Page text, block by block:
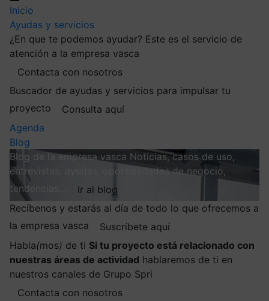
Inicio
Ayudas y servicios
¿En que te podemos ayudar? Este es el servicio de
atención a la empresa vasca
Contacta con nosotros
Buscador de ayudas y servicios para impulsar tu
proyecto
Consulta aquí
Agenda
Blog
Blog de la empresa vasca Noticias, casos de uso,
entrevistas, ayudas, oportunidades de negocio,
tendencias…
Ir al blog
Recíbenos y estarás al día de todo lo que ofrecemos a
la empresa vasca
Suscríbete aquí
Habla(mos) de ti Si tu proyecto está relacionado con
nuestras áreas de actividad hablaremos de ti en
nuestros canales de Grupo Spri
Contacta con nosotros